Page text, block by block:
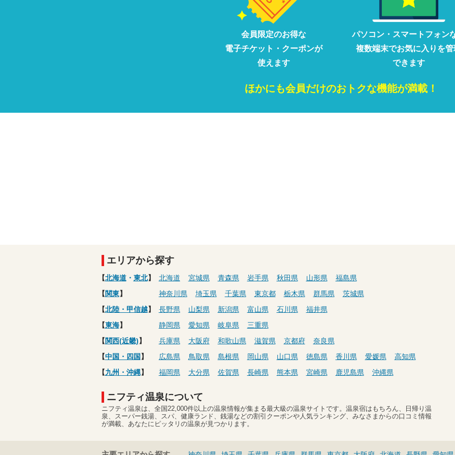
会員限定のお得な
電子チケット・クーポンが
使えます
パソコン・ スマートフォン
複数端末でお気に入りを管
できます
ほかにも会員だけのおトクな機能が満載！
エリアから探す
【北海道・ 東北】 北海道 宮城県 青森県 岩手県 秋田県 山形県
福島県
【関東】 神奈川県 埼玉県 千葉県 東京都 栃木県 群馬県
茨城県
【北陸・甲信越】 長野県 山梨県 新潟県 富山県 石川県
福井県
【東海】 静岡県 愛知県 岐阜県
三重県
【関西(近畿)】 兵庫県 大阪府 和歌山県 滋賀県 京都府
奈良県
【中国・四国 】 広島県 鳥取県 島根県 岡山県 山口県 徳島県 香川県 愛媛県
高知県
【九州・沖縄】 福岡県 大分県 佐賀県 長崎県 熊本県 宮崎県 鹿児島県 沖縄県
ニフティ温泉について
ニフティ温泉は、全国22,000件以上の温泉情報が集まる最大級の温泉サイトです。温泉宿はもちろん、日帰り温
泉、スーパー銭湯、スパ、健康ランド、銭湯などの割引クーポンや人気ランキング、みなさまからの口コミ情報
が満載、あなたにピッタリの温泉が見つかります。